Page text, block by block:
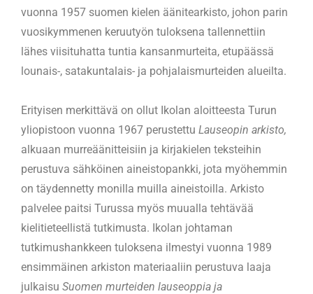
vuonna 1957 suomen kielen äänitearkisto, johon parin
vuosikymmenen keruutyön tuloksena tallennettiin
lähes viisituhatta tuntia kansanmurteita, etupäässä
lounais-, satakuntalais- ja pohjalaismurteiden alueilta.
Erityisen merkittävä on ollut Ikolan aloitteesta Turun
yliopistoon vuonna 1967 perustettu Lauseopin arkisto,
alkuaan murreäänitteisiin ja kirjakielen teksteihin
perustuva sähköinen aineistopankki, jota myöhemmin
on täydennetty monilla muilla aineistoilla. Arkisto
palvelee paitsi Turussa myös muualla tehtävää
kielitieteellistä tutkimusta. Ikolan johtaman
tutkimushankkeen tuloksena ilmestyi vuonna 1989
ensimmäinen arkiston materiaaliin perustuva laaja
julkaisu Suomen murteiden lauseoppia ja